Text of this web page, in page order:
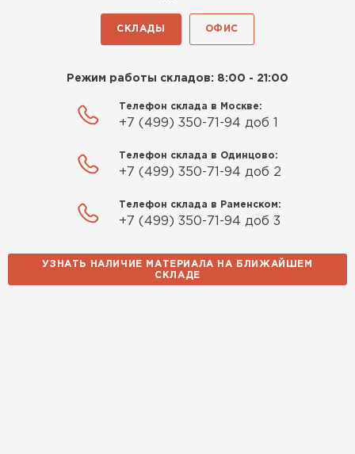
СКЛАДЫ ОФИС
Режим работы складов: 8:00 - 21:00
Телефон склада в Москве:
+7 (499) 350-71-94 доб 1
Телефон склада в Одинцово:
+7 (499) 350-71-94 доб 2
Телефон склада в Раменском:
+7 (499) 350-71-94 доб 3
УЗНАТЬ НАЛИЧИЕ МАТЕРИАЛА НА БЛИЖАЙШЕМ
СКЛАДЕ